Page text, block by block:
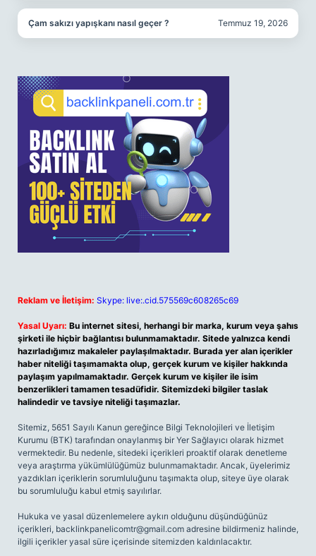
Çam sakızı yapışkanı nasıl geçer ? Temmuz 19, 2026
Reklam ve İletişim: Skype: live:.cid.575569c608265c69
Yasal Uyarı: Bu internet sitesi, herhangi bir marka, kurum veya şahıs
şirketi ile hiçbir bağlantısı bulunmamaktadır. Sitede yalnızca kendi
hazırladığımız makaleler paylaşılmaktadır. Burada yer alan içerikler
haber niteliği taşımamakta olup, gerçek kurum ve kişiler hakkında
paylaşım yapılmamaktadır. Gerçek kurum ve kişiler ile isim
benzerlikleri tamamen tesadüfidir. Sitemizdeki bilgiler taslak
halindedir ve tavsiye niteliği taşımazlar.
Sitemiz, 5651 Sayılı Kanun gereğince Bilgi Teknolojileri ve İletişim
Kurumu (BTK) tarafından onaylanmış bir Yer Sağlayıcı olarak hizmet
vermektedir. Bu nedenle, sitedeki içerikleri proaktif olarak denetleme
veya araştırma yükümlülüğümüz bulunmamaktadır. Ancak, üyelerimiz
yazdıkları içeriklerin sorumluluğunu taşımakta olup, siteye üye olarak
bu sorumluluğu kabul etmiş sayılırlar.
Hukuka ve yasal düzenlemelere aykırı olduğunu düşündüğünüz
içerikleri, backlinkpanelicomtr@gmail.com adresine bildirmeniz halinde,
ilgili içerikler yasal süre içerisinde sitemizden kaldırılacaktır.